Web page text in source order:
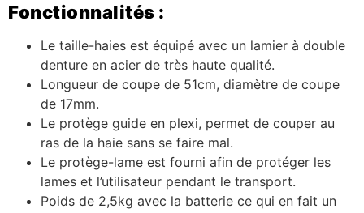
Fonctionnalités :
Le taille-haies est équipé avec un lamier à double
denture en acier de très haute qualité.
Longueur de coupe de 51cm, diamètre de coupe
de 17mm.
Le protège guide en plexi, permet de couper au
ras de la haie sans se faire mal.
Le protège-lame est fourni afin de protéger les
lames et l’utilisateur pendant le transport.
Poids de 2,5kg avec la batterie ce qui en fait un